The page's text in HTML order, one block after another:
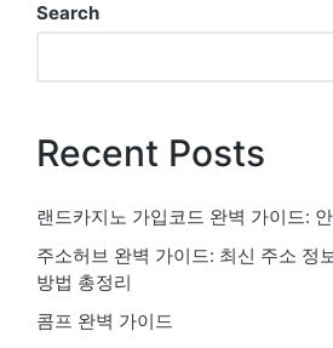
Search
Recent Posts
랜드카지노 가입코드 완벽 가이드:
주소허브 완벽 가이드: 최신 주소 정
방법 총정리
콤프 완벽 가이드